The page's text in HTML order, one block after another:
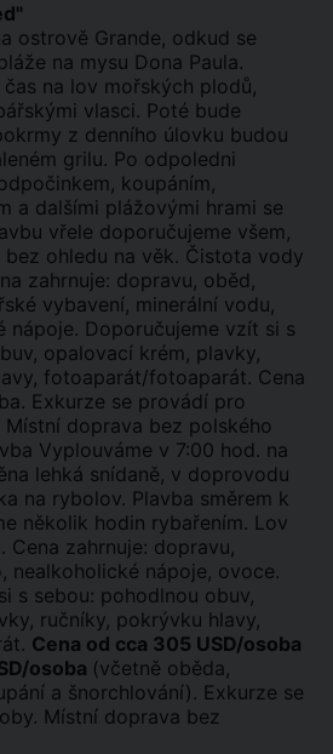
ostrově Grande, odkud se
na mysu Dona Paula.
na lov mořských plodů,
vlasci. Poté bude
z denního úlovku budou
grilu. Po odpoledni
koupáním,
a dalšími plážovými hrami se
vřele doporučujeme všem,
ohledu na věk. Čistota vody
zahrnuje: dopravu, oběd,
vybavení, minerální vodu,
nápoje. Doporučujeme vzít si s
opalovací krém, plavky,
fotoaparát/fotoaparát. Cena
Exkurze se provádí pro
Místní doprava bez polského
Vyplouváme v 7:00 hod. na
lehká snídaně, v doprovodu
na rybolov. Plavba směrem k
několik hodin rybařením. Lov
Cena zahrnuje: dopravu,
nealkoholické nápoje, ovoce.
s sebou: pohodlnou obuv,
ručníky, pokrývku hlavy,
Cena od cca 305 USD/osoba
osoba (včetně oběda,
a šnorchlování). Exkurze se
Místní doprava bez